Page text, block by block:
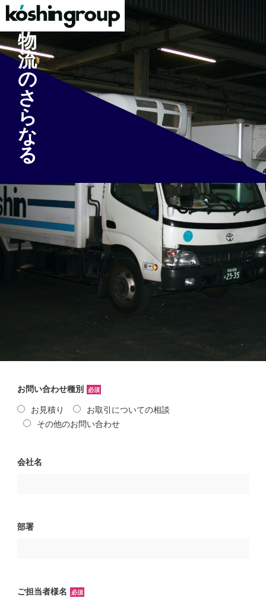
物
流
の
さ
ら
な
る
お問い合わせ種別 必須
お見積り
お取引についての相談
その他のお問い合わせ
会社名
部署
ご担当者様名 必須